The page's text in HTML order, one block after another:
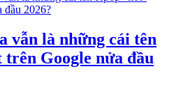
vẫn là những cái tên
Google nửa đầu